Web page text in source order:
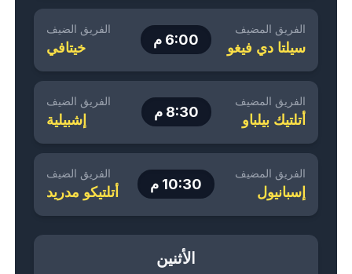
الفريق المضيف
سيلتا دي فيغو 6:00 م
الفريق الضيف
خيتافي
الفريق المضيف
أتلتيك بيلباو 8:30 م
الفريق الضيف
إشبيلية
الفريق المضيف
إسبانيول 10:30 م
الفريق الضيف
أتلتيكو مدريد
الأثنين